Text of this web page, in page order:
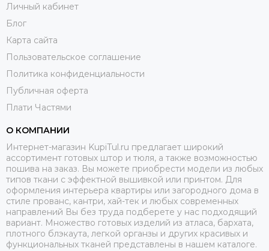
Личный кабинет
Блог
Карта сайта
Пользовательское соглашение
Политика конфиденциальности
Публичная оферта
Плати Частями
О КОМПАНИИ
Интернет-магазин KupiTul.ru предлагает широкий
ассортимент готовых штор и тюля, а также возможностью
пошива на заказ. Вы можете приобрести модели из любых
типов ткани с эффектной вышивкой или принтом. Для
оформления интерьера квартиры или загородного дома в
стиле прованс, кантри, хай-тек и любых современных
направлений Вы без труда подберете у нас подходящий
вариант. Множество готовых изделий из атласа, бархата,
плотного блэкаута, легкой органзы и других красивых и
функциональных тканей представлены в нашем каталоге.